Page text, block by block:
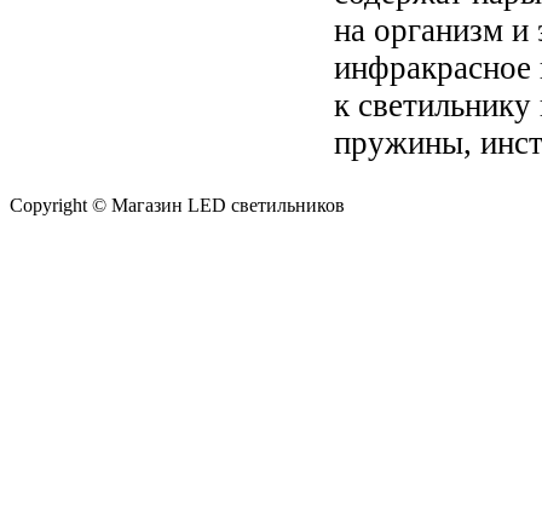
на организм и
инфракрасное
к
пружины,
Copyright © Магазин LED светильников